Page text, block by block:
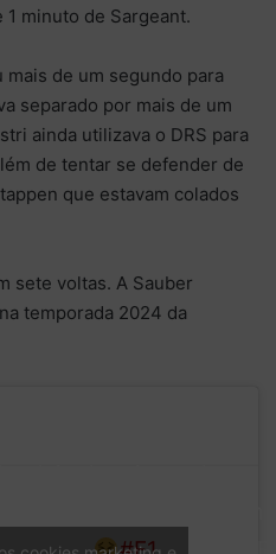
minuto de Sargeant.
de um segundo para
separado por mais de um
ainda utilizava o DRS para
de tentar se defender de
que estavam colados
sete voltas. A Sauber
temporada 2024 da